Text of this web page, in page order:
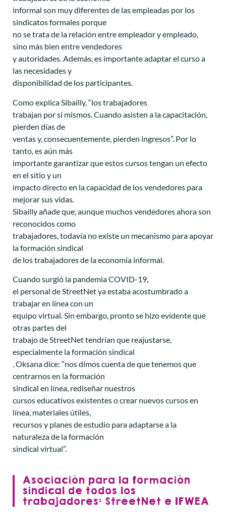
informal son muy diferentes de las empleadas por los
sindicatos formales porque
no se trata de la relación entre empleador y empleado,
sino más bien entre vendedores
y autoridades. Además, es importante adaptar el curso a
las necesidades y
disponibilidad de los participantes.
Como explica Sibailly, “los trabajadores
trabajan por sí mismos. Cuando asisten a la capacitación,
pierden días de
ventas y, consecuentemente, pierden ingresos”. Por lo
tanto, es aún más
importante garantizar que estos cursos tengan un efecto
en el sitio y un
impacto directo en la capacidad de los vendedores para
mejorar sus vidas.
Sibailly añade que, aunque muchos vendedores ahora son
reconocidos como
trabajadores, todavía no existe un mecanismo para apoyar
la formación sindical
de los trabajadores de la economía informal.
Cuando surgió la pandemia COVID-19,
el personal de StreetNet ya estaba acostumbrado a
trabajar en línea con un
equipo virtual. Sin embargo, pronto se hizo evidente que
otras partes del
trabajo de StreetNet tendrían que reajustarse,
especialmente la formación sindical
. Oksana dice: “nos dimos cuenta de que tenemos que
centrarnos en la formación
sindical en línea, rediseñar nuestros
cursos educativos existentes o crear nuevos cursos en
línea, materiales útiles,
recursos y planes de estudio para adaptarse a la
naturaleza de la formación
sindical virtual”.
Asociación para la formación
sindical de todos los
trabajadores: StreetNet e IFWEA